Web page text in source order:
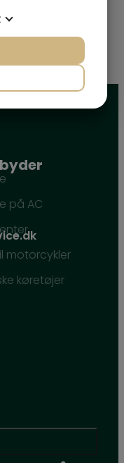
på AC
motorcykler
køretøjer